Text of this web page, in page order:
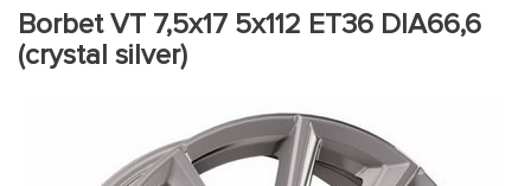
Borbet VT 7,5x17 5x112 ET36 DIA66,6
(crystal silver)